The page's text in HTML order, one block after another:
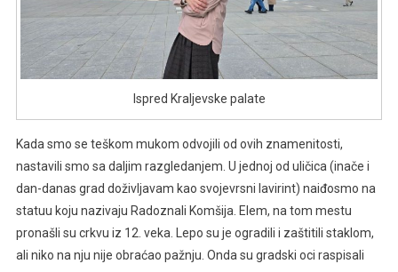
Ispred Kraljevske palate
Kada smo se teškom mukom odvojili od ovih znamenitosti,
nastavili smo sa daljim razgledanjem. U jednoj od uličica (inače i
dan-danas grad doživljavam kao svojevrsni lavirint) naiđosmo na
statuu koju nazivaju Radoznali Komšija. Elem, na tom mestu
pronašli su crkvu iz 12. veka. Lepo su je ogradili i zaštitili staklom,
ali niko na nju nije obraćao pažnju. Onda su gradski oci raspisali